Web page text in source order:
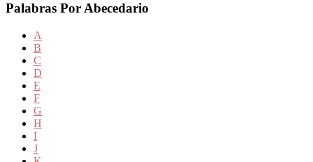
Palabras Por Abecedario
A
B
C
D
E
F
G
H
I
J